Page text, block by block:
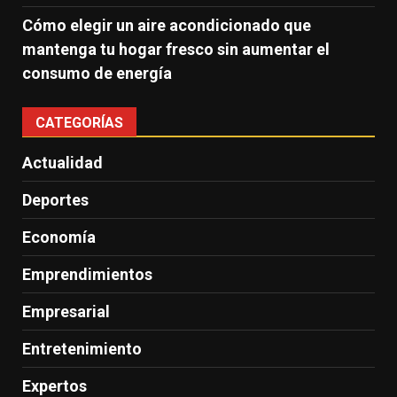
Cómo elegir un aire acondicionado que
mantenga tu hogar fresco sin aumentar el
consumo de energía
CATEGORÍAS
Actualidad
Deportes
Economía
Emprendimientos
Empresarial
Entretenimiento
Expertos